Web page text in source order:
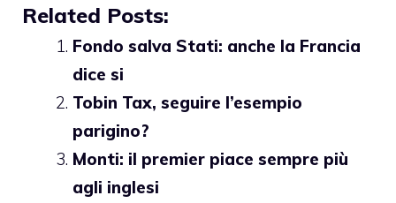
Related Posts:
Fondo salva Stati: anche la Francia
dice si
Tobin Tax, seguire l’esempio
parigino?
Monti: il premier piace sempre più
agli inglesi